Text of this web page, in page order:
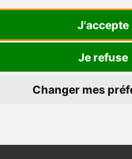
J'accepte
Je refuse
Changer mes